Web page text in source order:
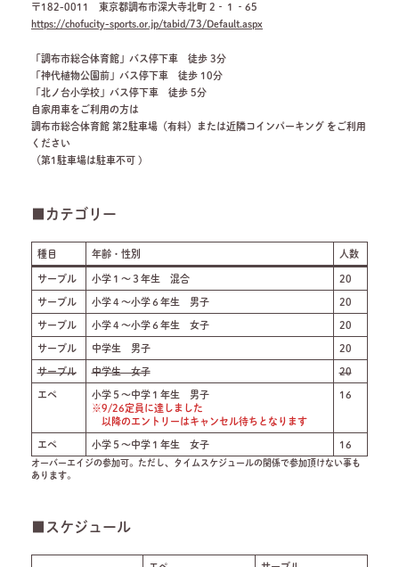
〒182-0011 東京都調布市深大寺北町 2‐１‐65
https://chofucity-sports.or.jp/tabid/73/Default.aspx
「調布市総合体育館」バス停下車 徒歩 3分
「神代植物公園前」バス停下車 徒歩 10分
「北ノ台小学校」バス停下車 徒歩 5分
自家用車をご利用の方は
調布市総合体育館 第2駐車場（有料）または近隣コインパーキング をご利用
ください
（第1駐車場は駐車不可 )
■カテゴリー
種目 年齢・性別 人数
サーブル 小学１～３年生 混合 20
サーブル 小学４～小学６年生 男子 20
サーブル 小学４～小学６年生 女子 20
サーブル 中学生 男子 20
サーブル 中学生 女子 20
エペ
小学５～中学１年生 男子
※9/26定員に達しました
以降のエントリーはキャンセル待ちとなります
16
エペ 小学５～中学１年生 女子 16
オーバーエイジの参加可。ただし、タイムスケジュールの関係で参加頂けない事も
あります。
■スケジュール